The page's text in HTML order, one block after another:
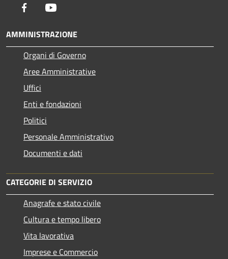
Facebook
AMMINISTRAZIONE
Organi di Governo
Aree Amministrative
Uffici
Enti e fondazioni
Politici
Personale Amministrativo
Documenti e dati
CATEGORIE DI SERVIZIO
Anagrafe e stato civile
Cultura e tempo libero
Vita lavorativa
Imprese e Commercio